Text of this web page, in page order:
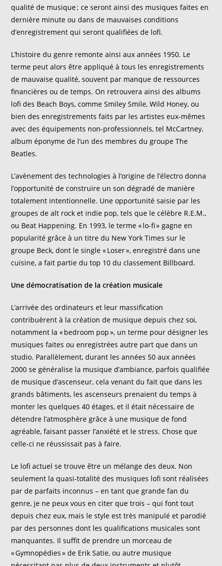
qualité de musique ; ce seront ainsi des musiques faites en
dernière minute ou dans de mauvaisesconditions
d’enregistrement qui seront qualifiées de lofi.
L’histoire dugenre remonte ainsiauxannées 1950. Le
terme peut alors être appliqué à tous les enregistrements
de mauvaise qualité, souvent par manque de ressources
financières ou de temps. On retrouvera ainsi des albums
lofi des Beach Boys, comme SmileySmile, Wild Honey, ou
bien des enregistrements faits par les artistes eux-mêmes
avec des équipements non-professionnels, tel McCartney,
album éponyme de l’un des membres du groupe The
Beatles.
L’avènement des technologiesà l’origine de l’électro donna
l’opportunité de construire un son dégradé de manière
totalement intentionnelle. Une opportunité saisie par les
groupes dealt rock et indie pop, tels que lecélèbre R.E.M.,
ou Beat Happening. En 1993, le terme «lo-fi » gagne en
popularité grâce à un titre du New York Times sur le
groupe Beck, dont le single « Loser », enregistré dans une
cuisine, a fait partie du top 10 du classement Billboard.
Une démocratisation de la création musicale
L’arrivée des ordinateurs et leur massification
contribuèrent à la création de musiquedepuis chez soi,
notamment la «bedroom pop », un terme pour désigner les
musiques faites ou enregistrées autre part que dans un
studio. Parallèlement, durant les années 50 aux années
2000 se généralise la musique d’ambiance, parfois qualifiée
de musique d’ascenseur, cela venant du fait que dans les
grands bâtiments, les ascenseurs prenaient du temps à
monter les quelques40 étages, et il était nécessaire de
détendre l’atmosphère grâce à une musique de fond
agréable, faisant passer l’anxiété et le stress. Chose que
celle-ci ne réussissait pas à faire.
Le lofi actuel se trouve être un mélange des deux. Non
seulement la quasi-totalité des musiques lofi sont réalisées
par de parfaits inconnus – en tant que grande fan du
genre, je ne peux vous en citer que trois – qui font tout
depuis chez eux, mais le style est très manipulé et parodié
par des personnes dont les qualifications musicales sont
manquantes. Il suffit de prendre un morceau de
« Gymnopédies » de Erik Satie, ou autre musique